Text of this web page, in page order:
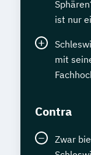
ist nur
mit
Contra
Zwar